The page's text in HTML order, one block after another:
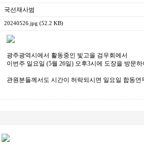
국선재사범
20240526.jpg (52.2 KB)
광주광역시에서 활동중인 빛고을 검우회에서
이번주 일요일 (5월 26일) 오후3시에 도장을 방문
관원분들께서도 시간이 허락되시면 일요일 합동